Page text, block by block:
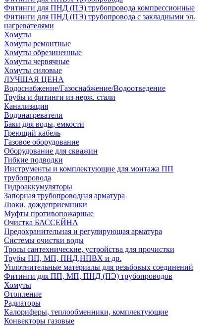
Фитинги для ПНД (ПЭ) трубопровода компрессионные
Фитинги для ПНД (ПЭ) трубопровода с закладными эл.
нагревателями
Хомуты
Хомуты ремонтные
Хомуты обрезиненные
Хомуты червячные
Хомуты силовые
ЛУЧШАЯ ЦЕНА
Водоснабжение/Газоснабжение/Водоотведение
Трубы и фитинги из нерж. стали
Канализация
Водонагреватели
Баки для воды, емкости
Греющий кабель
Газовое оборудование
Оборудование для скважин
Гибкие подводки
Инструменты и комплектующие для монтажа ПП
трубопровода
Гидроаккумуляторы
Запорная трубопроводная арматура
Люки, дождеприемники
Муфты противопожарные
Очистка БАССЕЙНА
Предохранительная и регулирующая арматура
Системы очистки воды
Тросы сантехнические, устройства для прочистки
Трубы ПП, МП, ПНД,НПВХ и др.
Уплотнительные материалы для резьбовых соединений
Фитинги для ПП, МП, ПНД (ПЭ) трубопроводов
Хомуты
Отопление
Радиаторы
Калориферы, теплообменники, комплектующие
Конвекторы газовые